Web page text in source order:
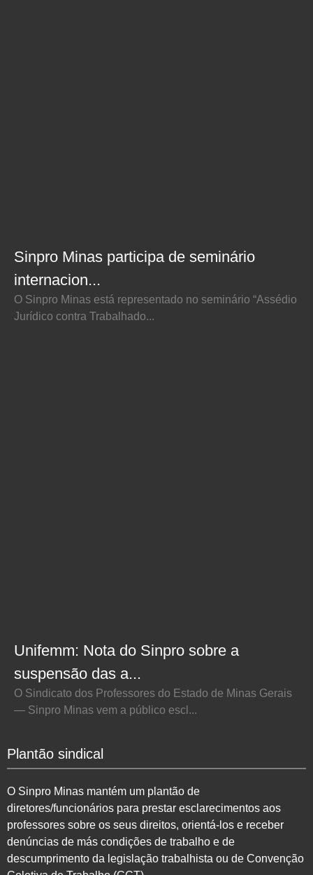
Sinpro Minas participa de seminário
internacion...
O Sinpro Minas está representado no seminário “Assédio
Jurídico contra Trabalhado...
Unifemm: Nota do Sinpro sobre a
suspensão das a...
O Sindicato dos Professores do Estado de Minas Gerais
— Sinpro Minas vem a público escl...
Plantão sindical
O Sinpro Minas mantém um plantão de
diretores/funcionários para prestar esclarecimentos aos
professores sobre os seus direitos, orientá-los e receber
denúncias de más condições de trabalho e de
descumprimento da legislação trabalhista ou de Convenção